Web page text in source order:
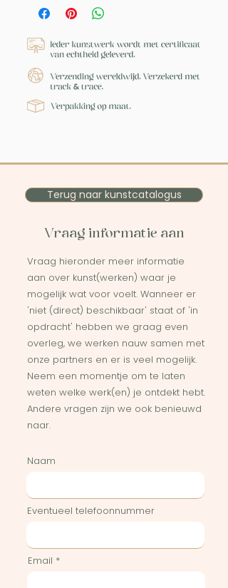
Terug naar kunstcatalogus
Vraag informatie aan
Vraag hieronder meer informatie
aan over kunst(werken) waar je
mogelijk wat voor voelt. Wanneer er
'niet (direct) beschikbaar' staat of 'in
opdracht' hebben we graag even
overleg, we werken nauw samen met
onze partners en er is veel mogelijk.
Neem een momentje om te laten
weten welke werk(en) je ontdekt hebt.
Andere vragen zijn we ook benieuwd
naar.
Naam
Eventueel telefoonnummer
Email